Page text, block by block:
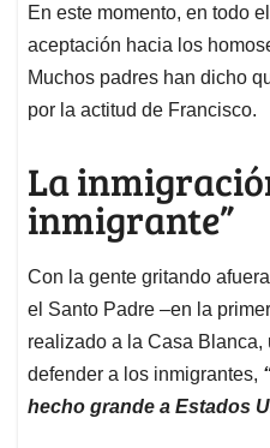
En este momento, en todo
aceptación hacia los
Muchos padres han dicho
por la actitud de Francisco.
La
inmigrante”
Con la gente gritando
el Santo Padre –en la
realizado a la Casa
defender a los inmigrantes,
hecho grande a Estados